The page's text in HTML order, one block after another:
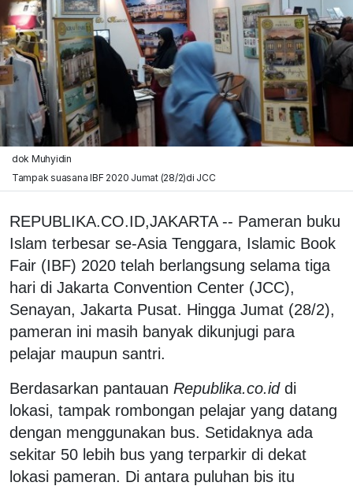
dok Muhyidin
Tampak suasana IBF 2020 Jumat (28/2)di JCC
REPUBLIKA.CO.ID,JAKARTA -- Pameran buku
Islam terbesar se-Asia Tenggara, Islamic Book
Fair (IBF) 2020 telah berlangsung selama tiga
hari di Jakarta Convention Center (JCC),
Senayan, Jakarta Pusat. Hingga Jumat (28/2),
pameran ini masih banyak dikunjugi para
pelajar maupun santri.
Berdasarkan pantauan Republika.co.iddi
lokasi, tampak rombongan pelajar yang datang
dengan menggunakan bus. Setidaknya ada
sekitar 50 lebih bus yang terparkir di dekat
lokasi pameran. Di antara puluhan bis itu